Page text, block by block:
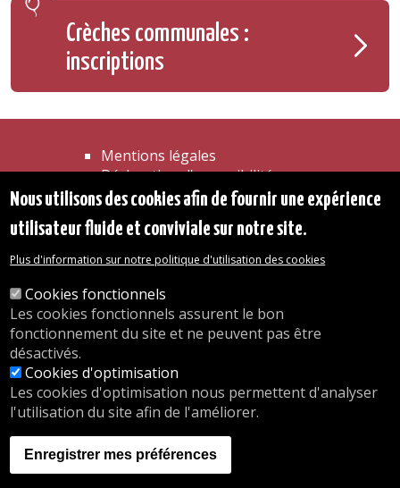
Crèches communales :
inscriptions
Mentions légales
Déclaration d'accessibilité
Transparence
Les services de l'administration
Organigramme
© 2026 Commune d'Auderghem
Rue Emile Idiers 12 - 1160 Auderghem
Tel. : 02/676.48.11.
Nos heures d'ouverture
Inscriptions en crèche
nous.auderghem.be
Activités parascolaires
Nous utilisons des cookies afin de fournir une expérience
utilisateur fluide et conviviale sur notre site.
Plus d'information sur notre politique d'utilisation des cookies
Cookies fonctionnels
Les cookies fonctionnels assurent le bon
fonctionnement du site et ne peuvent pas être
désactivés.
Cookies d'optimisation
Les cookies d'optimisation nous permettent d'analyser
l'utilisation du site afin de l'améliorer.
Enregistrer mes préférences